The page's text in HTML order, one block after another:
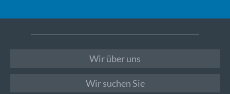
Wir über uns
Wir suchen Sie